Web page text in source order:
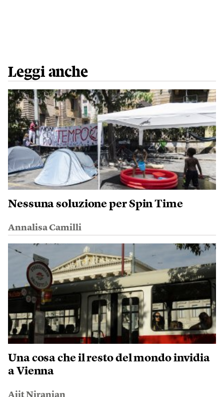
Leggi anche
Nessuna soluzione per Spin Time
Annalisa Camilli
Una cosa che il resto del mondo invidia
a Vienna
Ajit Niranjan